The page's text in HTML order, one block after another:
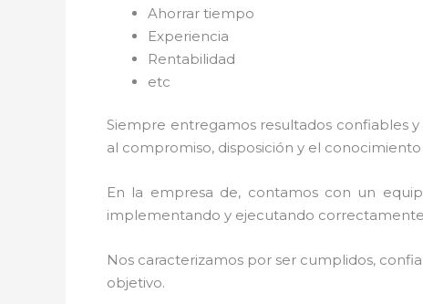
Ahorrar tiempo
Experiencia
Rentabilidad
etc
Siempre entregamos resultados confiables
al compromiso, disposición y el
En la empresa de, contamos con un
implementando y ejecutando
Nos caracterizamos por ser cumplidos,
objetivo.